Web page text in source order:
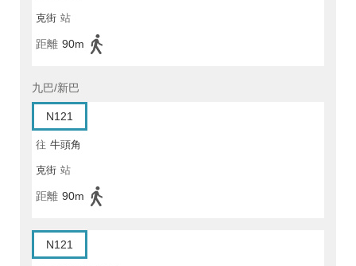
克街 站
距離 90m
九巴/新巴
N121
往 牛頭角
克街 站
距離 90m
N121